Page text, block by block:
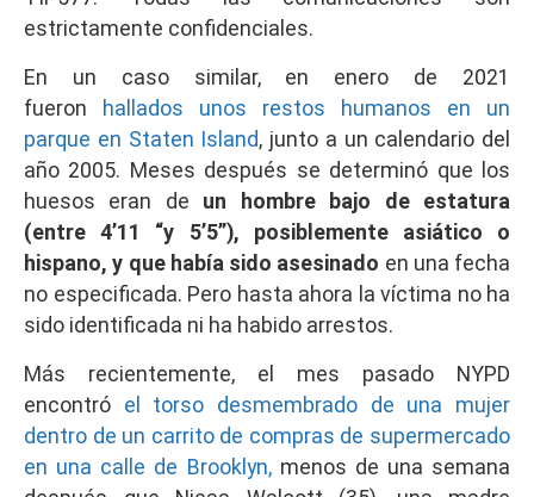
estrictamente confidenciales.
En un caso similar, en enero de 2021
fueron hallados unos restos humanos en un
parque en Staten Island, junto a un calendario del
año 2005. Meses después se determinó que los
huesos eran de un hombre bajo de estatura
(entre 4’11 “y 5’5”), posiblemente asiático o
hispano, y que había sido asesinado en una fecha
no especificada. Pero hasta ahora la víctima no ha
sido identificada ni ha habido arrestos.
Más recientemente, el mes pasado NYPD
encontró el torso desmembrado de una mujer
dentro de un carrito de compras de supermercado
en una calle de Brooklyn,menos de una semana